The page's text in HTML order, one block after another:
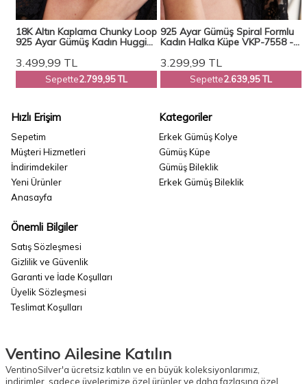
18K Altın Kaplama Chunky Loop
925 Ayar Gümüş Kadın Huggie
3.499,99 TL
Sepette2.799,95 TL
925 Ayar Gümüş Spiral Formlu
Kadın Halka Küpe VKP-7558 -
3.299,99 TL
Sepette2.639,95 TL
Hızlı Erişim
Sepetim
Müşteri Hizmetleri
İndirimdekiler
Yeni Ürünler
Anasayfa
Kategoriler
Erkek Gümüş Kolye
Gümüş Küpe
Gümüş Bileklik
Erkek Gümüş Bileklik
Önemli Bilgiler
Satış Sözleşmesi
Gizlilik ve Güvenlik
Garanti ve İade Koşulları
Üyelik Sözleşmesi
Teslimat Koşulları
Ventino Ailesine Katılın
VentinoSilver'a ücretsiz katılın ve en büyük koleksiyonlarımız,
indirimler, sadece üyelerimize özel ürünler ve daha fazlasına özel